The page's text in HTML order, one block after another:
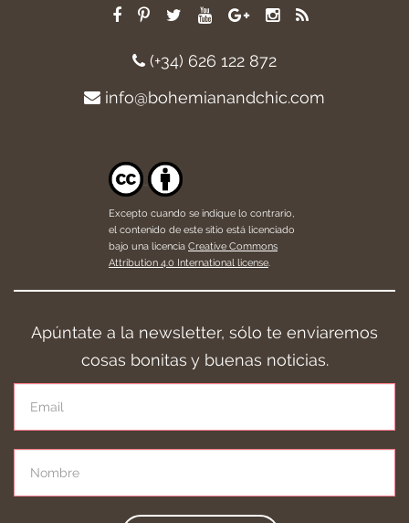
(+34) 626 122 872
info@bohemianandchic.com
Excepto cuando se indique lo contrario,
el contenido de este sitio está licenciado
bajo una licencia Creative Commons
Attribution 4.0 International license.
Apúntate a la newsletter, sólo te enviaremos
cosas bonitas y buenas noticias.